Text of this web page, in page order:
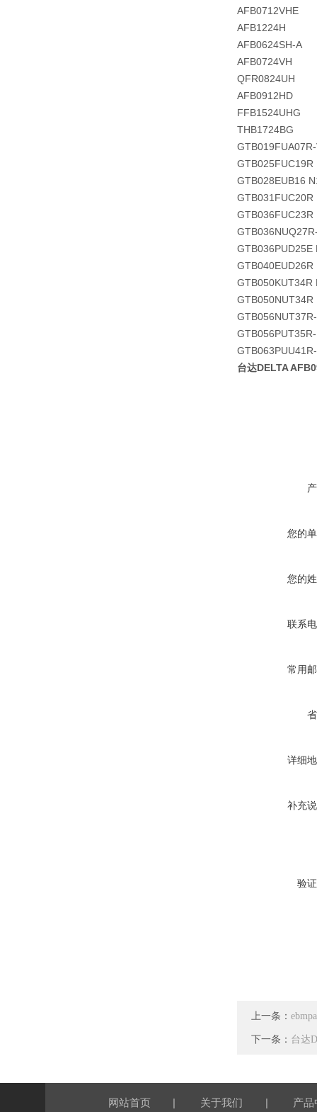
AFB0712VHE
AFB1224H
AFB0624SH-A
AFB0724VH
QFR0824UH
AFB0912HD
FFB1524UHG
THB1724BG
GTB025FUC19R
GTB028EUB16
GTB031FUC20R
GTB036FUC23R
GTB036PUD25E
GTB040EUD26R
GTB050KUT34R
GTB050NUT34R
台达DELTA
您的
您的
联系
常用
详细
补充
验
上一条：
下一条： 台达
网站首页 | 关于我们 | 产品